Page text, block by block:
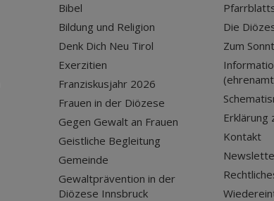
Bibel
Bildung und Religion
Denk Dich Neu Tirol
Exerzitien
Franziskusjahr 2026
Frauen in der Diözese
Gegen Gewalt an Frauen
Geistliche Begleitung
Gemeinde
Gewaltprävention in der
Diözese Innsbruck
Die
Zum
Kontakt